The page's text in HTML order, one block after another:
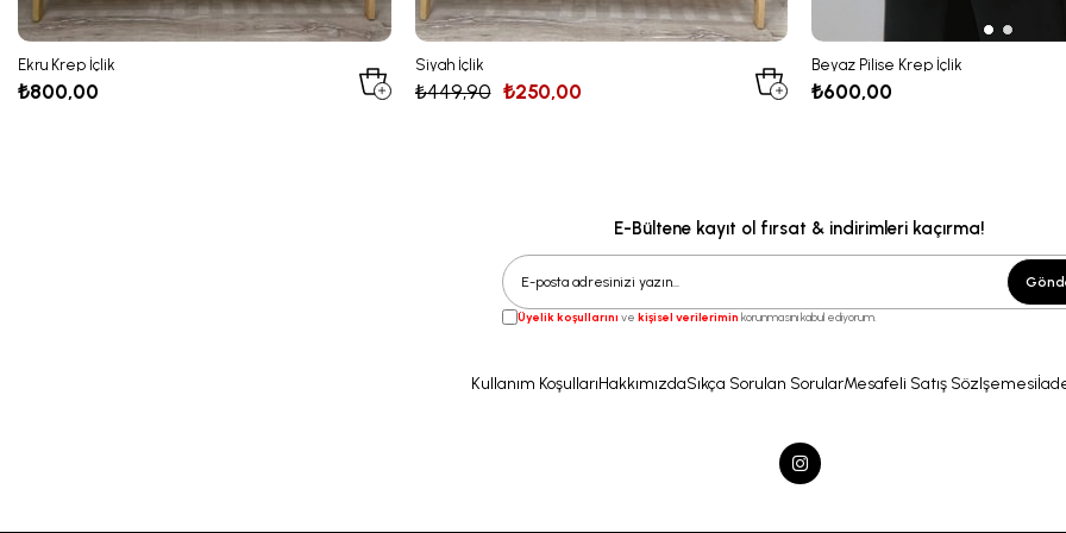
Ekru Krep İçlik
₺800,00
Siyah İçlik
₺250,00
₺449,90
Beyaz Pilise Krep İçlik
₺600,00
E-Bültene kayıt ol fırsat & indirimleri kaçırma!
Üyelik koşullarını ve kişisel verilerimin korunmasını kabul ediyorum.
Kullanım KoşullarıHakkımızdaSıkça Sorulan SorularMesafeli Satış Sözlşemesi